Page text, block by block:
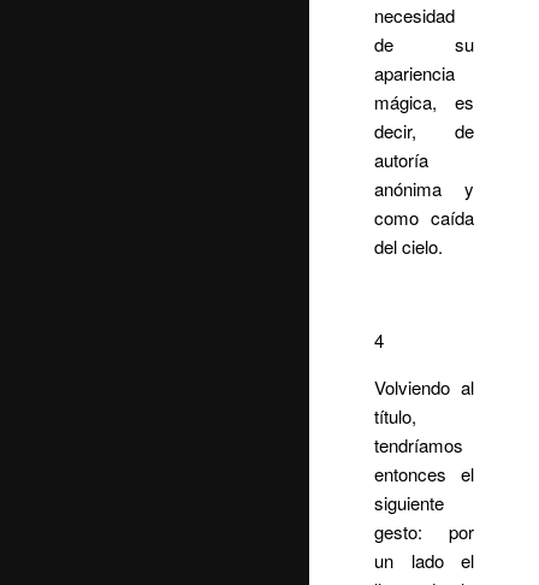
necesidad
de su
apariencia
mágica, es
decir, de
autoría
anónima y
como caída
del cielo.
4
Volviendo al
título,
tendríamos
entonces el
siguiente
gesto: por
un lado el